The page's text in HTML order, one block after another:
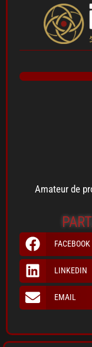
Amateur de
FACEBOOK
LINKEDIN
EMAIL